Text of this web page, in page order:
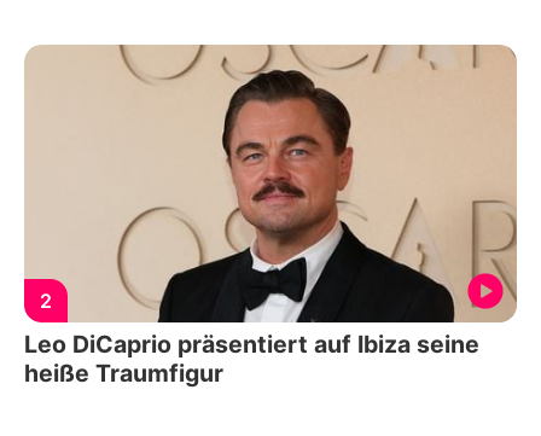
2
Leo DiCaprio präsentiert auf Ibiza seine
heiße Traumfigur